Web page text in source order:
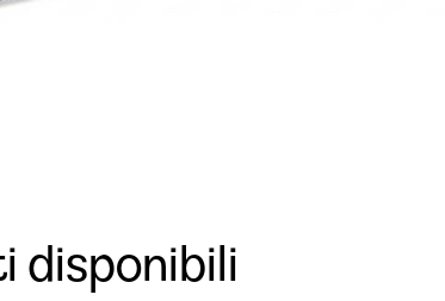
disponibili